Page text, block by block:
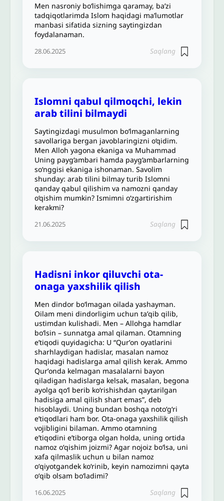
Men nasroniy bo‘lishimga qaramay, ba’zi
tadqiqotlarimda Islom haqidagi ma’lumotlar
manbasi sifatida sizning saytingizdan
foydalanaman.
28.06.2025 Saqlang
Islomni qabul qilmoqchi, lekin
arab tilini bilmaydi
Saytingizdagi musulmon bo‘lmaganlarning
savollariga bergan javoblaringizni o‘qidim.
Men Alloh yagona ekaniga va Muhammad
Uning payg‘ambari hamda payg‘ambarlarning
so‘nggisi ekaniga ishonaman. Savolim
shunday: arab tilini bilmay turib Islomni
qanday qabul qilishim va namozni qanday
o‘qishim mumkin? Ismimni o‘zgartirishim
kerakmi?
21.06.2025 Saqlang
Hadisni inkor qiluvchi ota-
onaga yaxshilik qilish
Men dindor boʻlmagan oilada yashayman.
Oilam meni dindorligim uchun taʼqib qilib,
ustimdan kulishadi. Men – Allohga hamdlar
boʻlsin – sunnatga amal qilaman. Otamning
eʼtiqodi quyidagicha: U “Qurʼon oyatlarini
sharhlaydigan hadislar, masalan namoz
haqidagi hadislarga amal qilish kerak. Ammo
Qurʼonda kelmagan masalalarni bayon
qiladigan hadislarga kelsak, masalan, begona
ayolga qoʻl berib koʻrishishdan qaytarilgan
hadisiga amal qilish shart emas”, deb
hisoblaydi. Uning bundan boshqa notoʻgʻri
eʼtiqodlari ham bor. Ota-onaga yaxshilik qilish
vojibligini bilaman. Ammo otamning
eʼtiqodini eʼtiborga olgan holda, uning ortida
namoz oʻqishim joizmi? Agar nojoiz boʻlsa, uni
xafa qilmaslik uchun u bilan namoz
oʻqiyotgandek koʻrinib, keyin namozimni qayta
oʻqib olsam boʻladimi?
16.06.2025 Saqlang